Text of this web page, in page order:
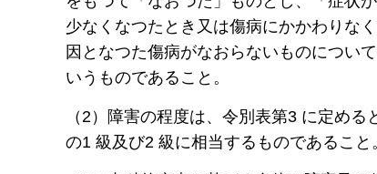
少なくなつたとき又は傷病にかかわりな
因となつた傷病がなおらないものについ
いうものであること。
（2）障害の程度は、令別表第3 に定め
の1 級及び2 級に相当するものであること